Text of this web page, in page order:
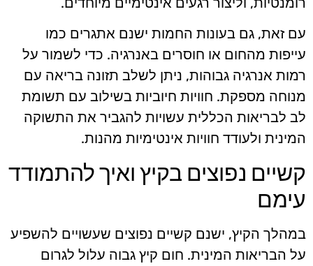
עם זאת, גם בעונות החמות ישנם אתגרים כמו
עייפות מהחום או חוסרים באנרגיה. כדי לשמור על
רמות אנרגיה גבוהות, ניתן לשלב תזונה בריאה עם
מנוחה מספקת. חוויות חיוביות בשילוב עם תשומת
לב לבריאות הכללית עשויות להגביר את התשוקה
המינית ולעודד חוויות אינטימיות מהנות.
קשיים נפוצים בקיץ ואיך להתמודד
עימם
במהלך הקיץ, ישנם קשיים נפוצים שעשויים להשפיע
על הבריאות המינית. חום קיץ גבוה עלול לגרום